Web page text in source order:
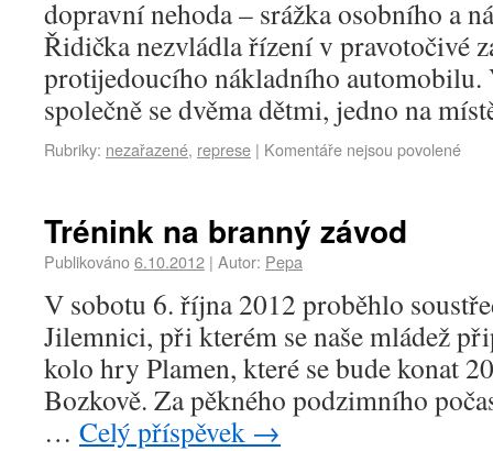
dopravní nehoda – srážka osobního a
Řidička nezvládla řízení v pravotočivé
protijedoucího nákladního automobilu.
společně se dvěma dětmi, jedno na
Rubriky: nezařazené, represe | Komentáře nejsou povolené
Trénink na branný závod
Publikováno6.10.2012 | Autor: Pepa
V sobotu 6. října 2012 proběhlo
Jilemnici, při kterém se naše mládež
kolo hry Plamen, které se bude konat
Bozkově. Za pěkného podzimního
… Celý příspěvek →